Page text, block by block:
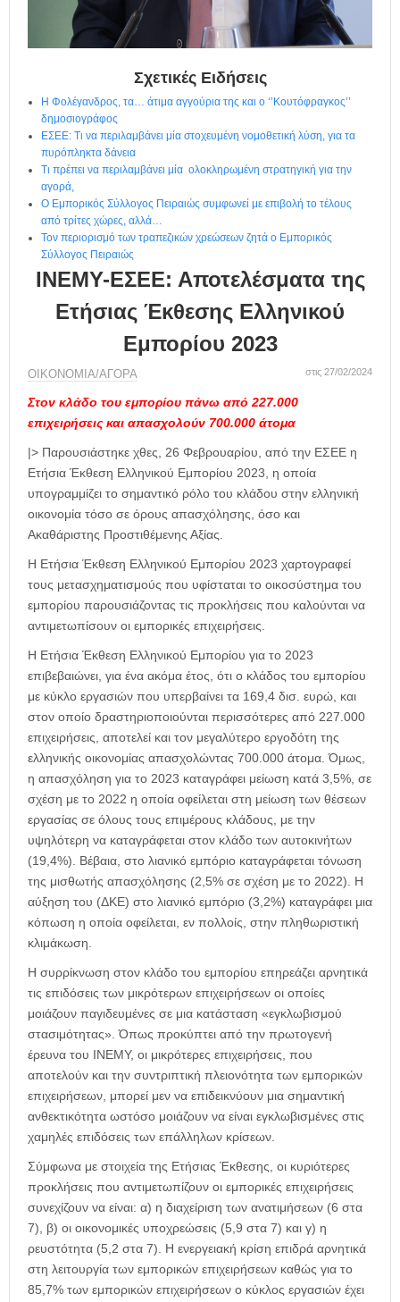
Σχετικές Ειδήσεις
Η Φολέγανδρος, τα… άτιμα αγγούρια της και ο ‘’Κουτόφραγκος’’
δημοσιογράφος
ΕΣΕΕ: Τι να περιλαμβάνει μία στοχευμένη νομοθετική λύση, για τα
πυρόπληκτα δάνεια
Τι πρέπει να περιλαμβάνει μία ολοκληρωμένη στρατηγική για την
αγορά,
Ο Εμπορικός Σύλλογος Πειραιώς συμφωνεί με επιβολή το τέλους
από τρίτες χώρες, αλλά…
Τον περιορισμό των τραπεζικών χρεώσεων ζητά ο Εμπορικός
Σύλλογος Πειραιώς
ΙΝΕΜΥ-ΕΣΕΕ: Αποτελέσματα της
Ετήσιας Έκθεσης Ελληνικού
Εμπορίου 2023
ΟΙΚΟΝΟΜΙΑ/ΑΓΟΡΑ στις 27/02/2024
Στον κλάδο του εμπορίου πάνω από 227.000
επιχειρήσεις και απασχολούν 700.000 άτομα
|> Παρουσιάστηκε χθες, 26 Φεβρουαρίου, από την ΕΣΕΕ η
Ετήσια Έκθεση Ελληνικού Εμπορίου 2023, η οποία
υπογραμμίζει το σημαντικό ρόλο του κλάδου στην ελληνική
οικονομία τόσο σε όρους απασχόλησης, όσο και
Ακαθάριστης Προστιθέμενης Αξίας.
Η Ετήσια Έκθεση Ελληνικού Εμπορίου 2023 χαρτογραφεί
τους μετασχηματισμούς που υφίσταται το οικοσύστημα του
εμπορίου παρουσιάζοντας τις προκλήσεις που καλούνται να
αντιμετωπίσουν οι εμπορικές επιχειρήσεις.
H Ετήσια Έκθεση Ελληνικού Εμπορίου για το 2023
επιβεβαιώνει, για ένα ακόμα έτος, ότι ο κλάδος του εμπορίου
με κύκλο εργασιών που υπερβαίνει τα 169,4 δισ. ευρώ, και
στον οποίο δραστηριοποιούνται περισσότερες από 227.000
επιχειρήσεις, αποτελεί και τον μεγαλύτερο εργοδότη της
ελληνικής οικονομίας απασχολώντας 700.000 άτομα. Όμως,
η απασχόληση για το 2023 καταγράφει μείωση κατά 3,5%, σε
σχέση με το 2022 η οποία οφείλεται στη μείωση των θέσεων
εργασίας σε όλους τους επιμέρους κλάδους, με την
υψηλότερη να καταγράφεται στον κλάδο των αυτοκινήτων
(19,4%). Βέβαια, στο λιανικό εμπόριο καταγράφεται τόνωση
της μισθωτής απασχόλησης (2,5% σε σχέση με το 2022). Η
αύξηση του (ΔΚΕ) στο λιανικό εμπόριο (3,2%) καταγράφει μια
κόπωση η οποία οφείλεται, εν πολλοίς, στην πληθωριστική
κλιμάκωση.
Η συρρίκνωση στον κλάδο του εμπορίου επηρεάζει αρνητικά
τις επιδόσεις των μικρότερων επιχειρήσεων οι οποίες
μοιάζουν παγιδευμένες σε μια κατάσταση «εγκλωβισμού
στασιμότητας». Όπως προκύπτει από την πρωτογενή
έρευνα του ΙΝΕΜΥ, οι μικρότερες επιχειρήσεις, που
αποτελούν και την συντριπτική πλειονότητα των εμπορικών
επιχειρήσεων, μπορεί μεν να επιδεικνύουν μια σημαντική
ανθεκτικότητα ωστόσο μοιάζουν να είναι εγκλωβισμένες στις
χαμηλές επιδόσεις των επάλληλων κρίσεων.
Σύμφωνα με στοιχεία της Ετήσιας Έκθεσης, οι κυριότερες
προκλήσεις που αντιμετωπίζουν οι εμπορικές επιχειρήσεις
συνεχίζουν να είναι: α) η διαχείριση των ανατιμήσεων (6 στα
7), β) οι οικονομικές υποχρεώσεις (5,9 στα 7) και γ) η
ρευστότητα (5,2 στα 7). Η ενεργειακή κρίση επιδρά αρνητικά
στη λειτουργία των εμπορικών επιχειρήσεων καθώς για το
85,7% των εμπορικών επιχειρήσεων ο κύκλος εργασιών έχει